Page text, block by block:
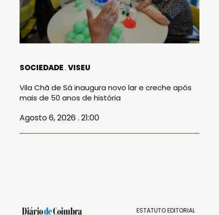
SOCIEDADE VISEU
Vila Chã de Sá inaugura novo lar e creche após
mais de 50 anos de história
Agosto 6, 2026 . 21:00
ESTATUTO EDITORIAL